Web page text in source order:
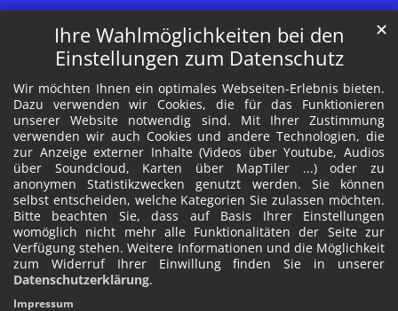
Ihre Wahlmöglichkeiten bei den
Einstellungen zum Datenschutz
Wir möchten Ihnen ein optimales Webseiten-Erlebnis bieten.
Dazu verwenden wir Cookies, die für das Funktionieren
unserer Website notwendig sind. Mit Ihrer Zustimmung
verwenden wir auch Cookies und andere Technologien, die
zur Anzeige externer Inhalte (Videos über Youtube, Audios
über Soundcloud, Karten über MapTiler ...) oder zu
anonymen Statistikzwecken genutzt werden. Sie können
selbst entscheiden, welche Kategorien Sie zulassen möchten.
Bitte beachten Sie, dass auf Basis Ihrer Einstellungen
womöglich nicht mehr alle Funktionalitäten der Seite zur
Verfügung stehen. Weitere Informationen und die Möglichkeit
zum Widerruf Ihrer Einwillung finden Sie in unserer
Datenschutzerklärung.
✕
Impressum